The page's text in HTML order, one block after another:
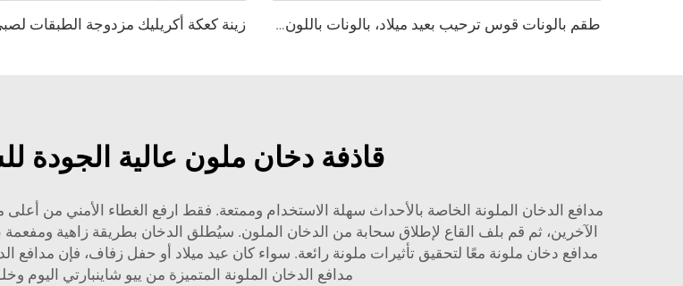
طقم بالونات قوس ترحيب بعيد ميلاد، بالونات باللون الأسود والأخضر، للحفلات وأعياد ميلاد الأطفال، للموردين
قاذفة دخان ملون عالية الجودة
مدافع الدخان الملونة الخاصة بالأحداث سهلة الاستخدام وممتعة. فقط ارفع الغطاء الأمني من
الآخرين، ثم قم بلف القاع لإطلاق سحابة من الدخان الملون. سيُطلق الدخان بطريقة زاهية ومفعمة
مدافع دخان ملونة معًا لتحقيق تأثيرات ملونة رائعة. سواء كان عيد ميلاد أو حفل زفاف، فإن
مدافع الدخان الملونة المتميزة من ييو شاينبارتي اليوم